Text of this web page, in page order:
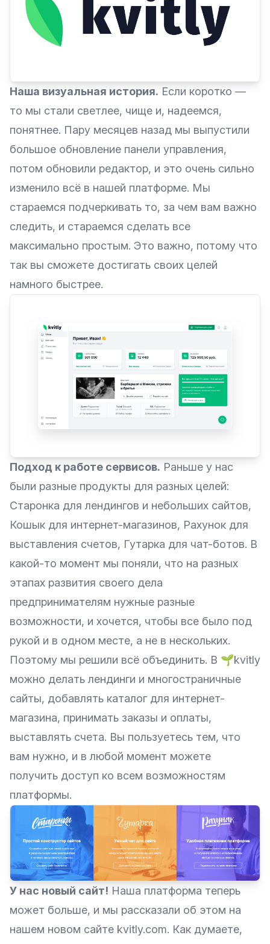
Наша визуальная история. Если коротко —
то мы стали светлее, чище и, надеемся,
понятнее. Пару месяцев назад мы выпустили
большое обновление панели управления,
потом обновили редактор, и это очень сильно
изменило всё в нашей платформе. Мы
стараемся подчеркивать то, за чем вам важно
следить, и стараемся сделать все
максимально простым. Это важно, потому что
так вы сможете достигать своих целей
намного быстрее.
Подход к работе сервисов. Раньше у нас
были разные продукты для разных целей:
Старонка для лендингов и небольших сайтов,
Кошык для интернет-магазинов, Рахунок для
выставления счетов, Гутарка для чат-ботов. В
какой-то момент мы поняли, что на разных
этапах развития своего дела
предпринимателям нужные разные
возможности, и хочется, чтобы все было под
рукой и в одном месте, а не в нескольких.
Поэтому мы решили всё объединить. В 🌱kvitly
можно делать лендинги и многостраничные
сайты, добавлять каталог для интернет-
магазина, принимать заказы и оплаты,
выставлять счета. Вы пользуетесь тем, что
вам нужно, и в любой момент можете
получить доступ ко всем возможностям
платформы.
У нас новый сайт! Наша платформа теперь
может больше, и мы рассказали об этом на
нашем новом сайте kvitly.com. Как думаете,